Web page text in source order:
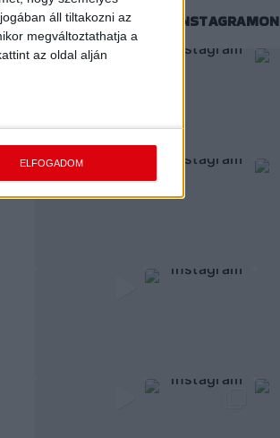
áll tiltakozni az
megváltoztathatja a
az oldal alján
ELFOGADOM
KÖVESS MINKET INSTAGRAMON